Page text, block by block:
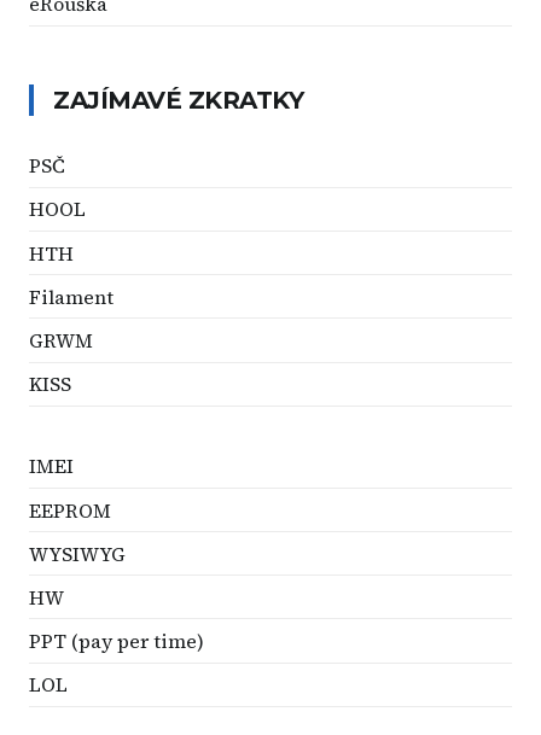
ZAJÍMAVÉ ZKRATKY
PSČ
HOOL
HTH
Filament
GRWM
KISS
IMEI
EEPROM
WYSIWYG
HW
PPT (pay per time)
LOL